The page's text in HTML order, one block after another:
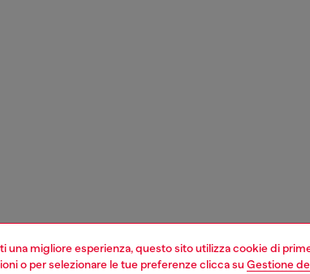
una migliore esperienza, questo sito utilizza cookie di
o per selezionare le tue preferenze clicca su Gestione